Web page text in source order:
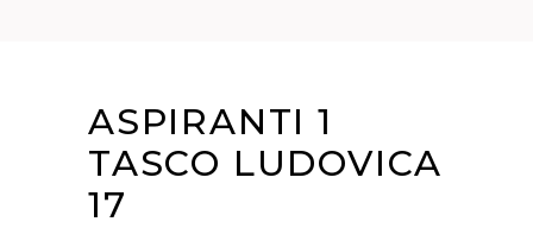
ASPIRANTI 1
TASCO LUDOVICA
17